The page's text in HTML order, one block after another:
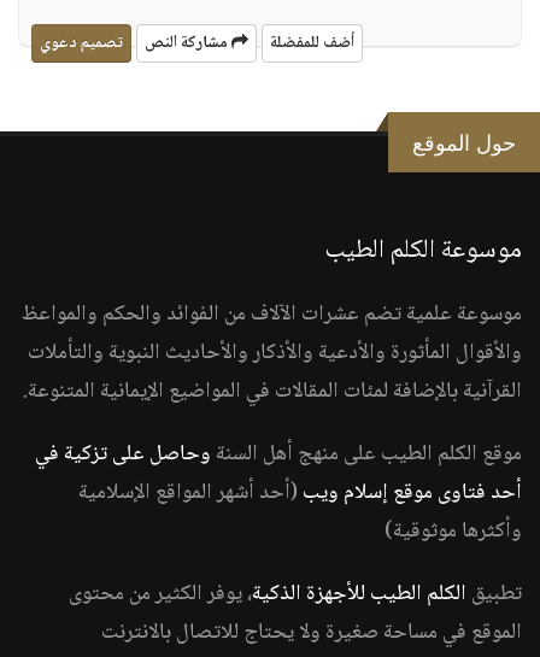
أضف للمفضلة مشاركة النص تصميم دعوي
حول الموقع
موسوعة الكلم الطيب
موسوعة علمية تضم عشرات الآلاف من الفوائد والحكم والمواعظ
والأقوال المأثورة والأدعية والأذكار والأحاديث النبوية والتأملات
القرآنية بالإضافة لمئات المقالات في المواضيع الإيمانية المتنوعة.
موقع الكلم الطيب على منهج أهل السنة وحاصل على تزكية في
أحد فتاوى موقع إسلام ويب (أحد أشهر المواقع الإسلامية
وأكثرها موثوقية)
تطبيق الكلم الطيب للأجهزة الذكية، يوفر الكثير من محتوى
الموقع في مساحة صغيرة ولا يحتاج للاتصال بالانترنت